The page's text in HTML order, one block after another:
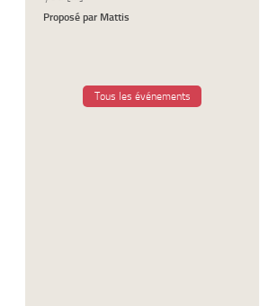
Proposé par Mattis
Tous les événements